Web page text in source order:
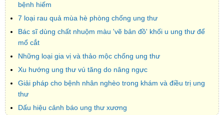
bệnh hiếm
7 loại rau quả mùa hè phòng chống ung thư
Bác sĩ dùng chất nhuộm màu 'vẽ bản đồ' khối u ung thư để
mổ cắt
Những loại gia vị và thảo mộc chống ung thư
Xu hướng ung thư vú tăng do nâng ngực
Giải pháp cho bệnh nhân nghèo trong khám và điều trị ung
thư
Dấu hiệu cảnh báo ung thư xương